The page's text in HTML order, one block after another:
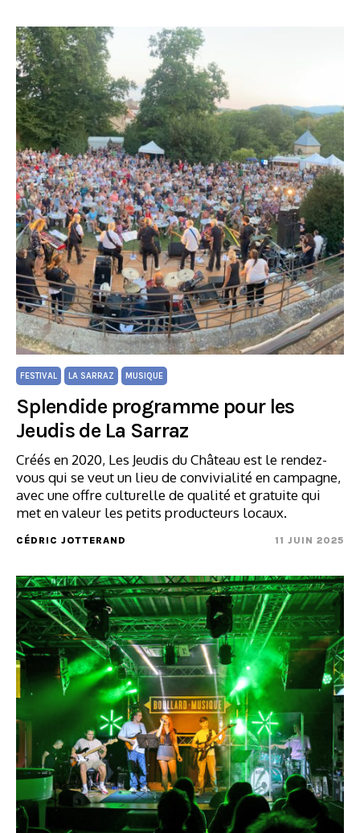
FESTIVAL LA SARRAZ MUSIQUE
Splendide programme pour les
Jeudis de La Sarraz
Créés en 2020, Les Jeudis du Château est le rendez-
vous qui se veut un lieu de convivialité en campagne,
avec une offre culturelle de qualité et gratuite qui
met en valeur les petits producteurs locaux.
CÉDRIC JOTTERAND 11 JUIN 2025